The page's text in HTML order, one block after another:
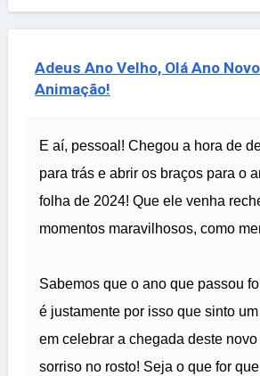
Adeus Ano Velho, Olá Ano
Animação!
E aí, pessoal! Chegou a hora de
para trás e abrir os braços para o
folha de 2024! Que ele venha
momentos maravilhosos, como
Sabemos que o ano que passou
é justamente por isso que sinto
em celebrar a chegada deste
sorriso no rosto! Seja o que for